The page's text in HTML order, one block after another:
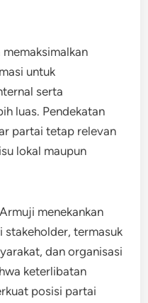
untuk
serta
luas. Pendekatan
partai tetap relevan
lokal maupun
menekankan
stakeholder, termasuk
dan organisasi
keterlibatan
posisi partai